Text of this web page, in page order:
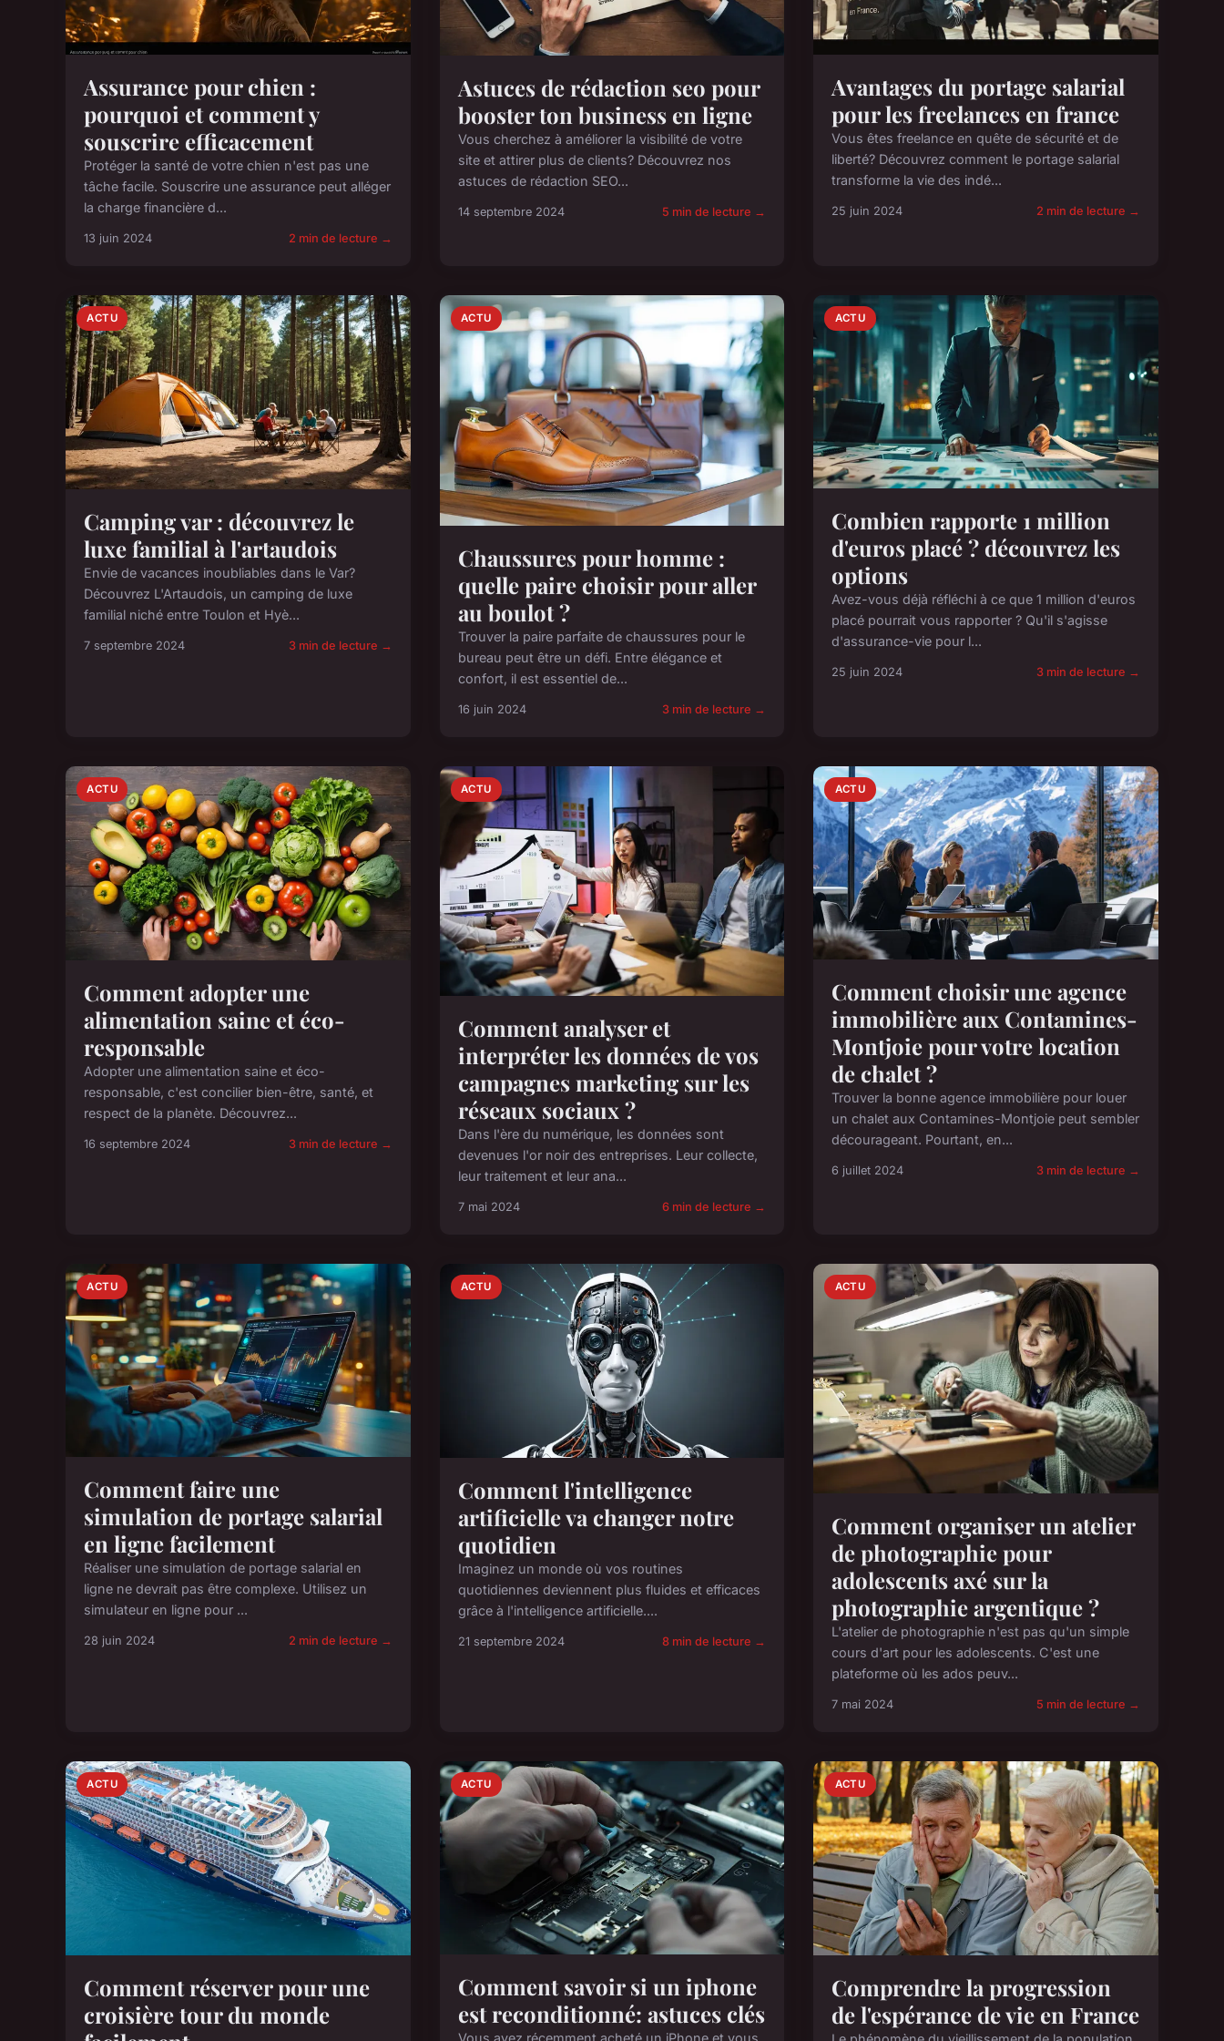
Assurance pour chien :
pourquoi et comment y
souscrire efficacement
Protéger la santé de votre chien n'est pas une
tâche facile. Souscrire une assurance peut alléger
la charge financière d...
13 juin 2024 2 min de lecture →
Astuces de rédaction seo pour
booster ton business en ligne
Vous cherchez à améliorer la visibilité de votre
site et attirer plus de clients? Découvrez nos
astuces de rédaction SEO...
14 septembre 2024 5 min de lecture →
Avantages du portage salarial
pour les freelances en france
Vous êtes freelance en quête de sécurité et de
liberté? Découvrez comment le portage salarial
transforme la vie des indé...
25 juin 2024 2 min de lecture →
ACTU
Camping var : découvrez le
luxe familial à l'artaudois
Envie de vacances inoubliables dans le Var?
Découvrez L'Artaudois, un camping de luxe
familial niché entre Toulon et Hyè...
7 septembre 2024 3 min de lecture →
ACTU
Chaussures pour homme :
quelle paire choisir pour aller
au boulot ?
Trouver la paire parfaite de chaussures pour le
bureau peut être un défi. Entre élégance et
confort, il est essentiel de...
16 juin 2024 3 min de lecture →
ACTU
Combien rapporte 1 million
d'euros placé ? découvrez les
options
Avez-vous déjà réfléchi à ce que 1 million d'euros
placé pourrait vous rapporter ? Qu'il s'agisse
d'assurance-vie pour l...
25 juin 2024 3 min de lecture →
ACTU
Comment adopter une
alimentation saine et éco-
responsable
Adopter une alimentation saine et éco-
responsable, c'est concilier bien-être, santé, et
respect de la planète. Découvrez...
16 septembre 2024 3 min de lecture →
ACTU
Comment analyser et
interpréter les données de vos
campagnes marketing sur les
réseaux sociaux ?
Dans l'ère du numérique, les données sont
devenues l'or noir des entreprises. Leur collecte,
leur traitement et leur ana...
7 mai 2024 6 min de lecture →
ACTU
Comment choisir une agence
immobilière aux Contamines-
Montjoie pour votre location
de chalet ?
Trouver la bonne agence immobilière pour louer
un chalet aux Contamines-Montjoie peut sembler
décourageant. Pourtant, en...
6 juillet 2024 3 min de lecture →
ACTU
Comment faire une
simulation de portage salarial
en ligne facilement
Réaliser une simulation de portage salarial en
ligne ne devrait pas être complexe. Utilisez un
simulateur en ligne pour ...
28 juin 2024 2 min de lecture →
ACTU
Comment l'intelligence
artificielle va changer notre
quotidien
Imaginez un monde où vos routines
quotidiennes deviennent plus fluides et efficaces
grâce à l'intelligence artificielle....
21 septembre 2024 8 min de lecture →
ACTU
Comment organiser un atelier
de photographie pour
adolescents axé sur la
photographie argentique ?
L'atelier de photographie n'est pas qu'un simple
cours d'art pour les adolescents. C'est une
plateforme où les ados peuv...
7 mai 2024 5 min de lecture →
ACTU
Comment réserver pour une
croisière tour du monde
ACTU
Comment savoir si un iphone
est reconditionné: astuces clés
ACTU
Comprendre la progression
de l'espérance de vie en France